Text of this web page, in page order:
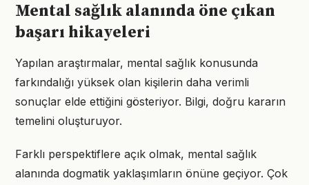
Mental sağlık alanında öne çıkan
başarı hikayeleri
Yapılan araştırmalar, mental sağlık konusunda
farkındalığı yüksek olan kişilerin daha verimli
sonuçlar elde ettiğini gösteriyor. Bilgi, doğru kararın
temelini oluşturuyor.
Farklı perspektiflere açık olmak, mental sağlık
alanında dogmatik yaklaşımların önüne geçiyor. Çok